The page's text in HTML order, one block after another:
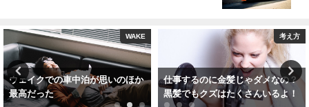
WAKE
ウェイクでの車中泊が思いのほか
最高だった
考え方
仕事するのに金髪じゃダメなの？
黒髪でもクズはたくさんいるよ！